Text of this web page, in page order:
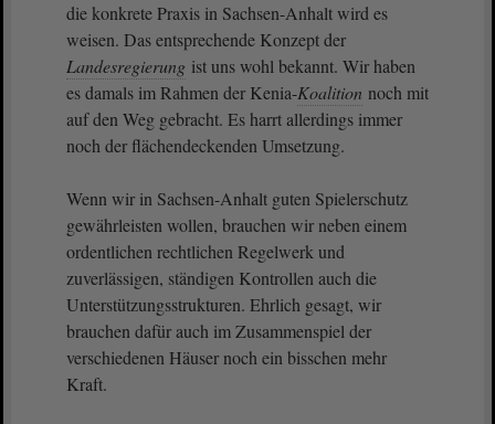
die konkrete Praxis in Sachsen-Anhalt wird es
weisen. Das entsprechende Konzept der
Landesregierung ist uns wohl bekannt. Wir haben
es damals im Rahmen der Kenia-Koalition noch mit
auf den Weg gebracht. Es harrt allerdings immer
noch der flächendeckenden Umsetzung.
Wenn wir in Sachsen-Anhalt guten Spielerschutz
gewährleisten wollen, brauchen wir neben einem
ordentlichen rechtlichen Regelwerk und
zuverlässigen, ständigen Kontrollen auch die
Unterstützungsstrukturen. Ehrlich gesagt, wir
brauchen dafür auch im Zusammenspiel der
verschiedenen Häuser noch ein bisschen mehr
Kraft.